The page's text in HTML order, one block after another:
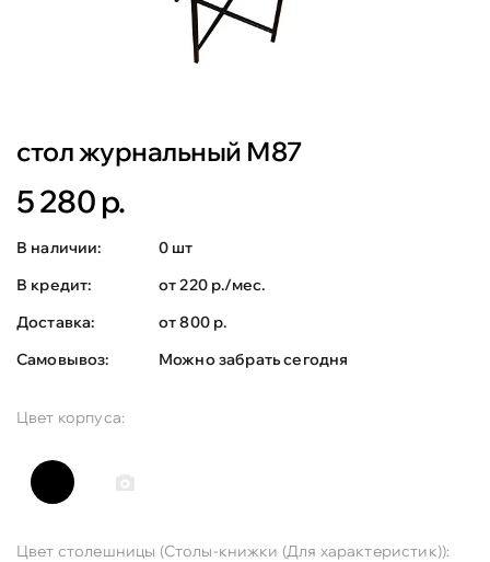
стол журнальный М87
5 280 р.
В наличии:
0 шт
В кредит:
от 220 р./мес.
Доставка:
от 800 р.
Самовывоз:
Можно забрать сегодня
Цвет корпуса:
Цвет столешницы (Столы-книжки (Для характеристик)):